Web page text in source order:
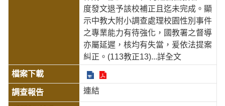
度發文退予該校補正且迄未完成。顯
示中教大附小調查處理校園性別事件
之專業能力有待強化，國教署之督導
亦屬延遲，核均有失當，爰依法提案
糾正。(113教正13)...詳全文
連結